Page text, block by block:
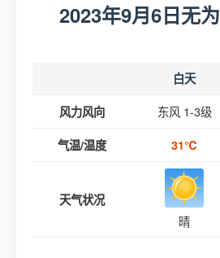
2023年9月6日无
白天
风力风向 东风 1-3级
气温/温度 31℃
天气状况
晴